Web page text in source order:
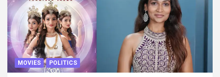
MOVIES POLITICS